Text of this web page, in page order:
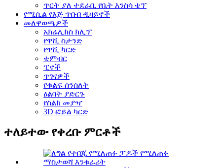
ጥርት ያለ ተደራቢ የቤት እንስሳ ቴፕ
የሚሲል የእጅ ጥበብ ዲዛይኖች
መለዋወጫዎች
አክሬሊክስ ክሊፕ
የዋሺ ስታንድ
የዋሺ ካርድ
ቴምብር
ፒኖች
ጥገናዎች
የቁልፍ ሰንሰለት
ዕልባት ያድርጉ
የስልክ መያዣ
3D ፎይል ካርድ
ተለይተው የቀረቡ ምርቶች